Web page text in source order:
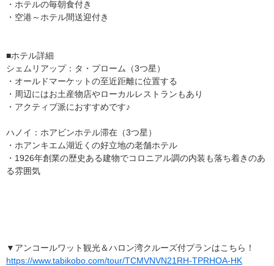
・ホテルの毎朝食付き
・空港～ホテル間送迎付き
■ホテル詳細
シェムリアップ：タ・プローム（3つ星）
・オールドマーケットの至近距離に位置する
・周辺にはお土産物店やローカルレストランもあり
・アクティブ派におすすめです♪
ハノイ：ホアビンホテル滞在（3つ星）
・ホアンキエム湖近くの好立地の老舗ホテル
・1926年創業の歴史ある建物でコロニアル調の内装も落ち着きのあ
る雰囲気
▼アンコールワット観光＆ハロン湾クルーズ付プランはこちら！
https://www.tabikobo.com/tour/TCMVNVN21RH-TPRHOA-HK